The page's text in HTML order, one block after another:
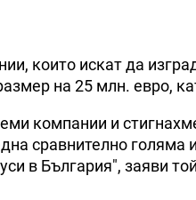
които искат да
нa 25 млн. евро,
компании и
сравнително
в България", заяви